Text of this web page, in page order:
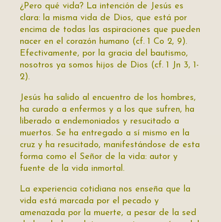
¿Pero qué vida? La intención de Jesús es
clara: la misma vida de Dios, que está por
encima de todas las aspiraciones que pueden
nacer en el corazón humano (cf. 1 Co 2, 9).
Efectivamente, por la gracia del bautismo,
nosotros ya somos hijos de Dios (cf. 1 Jn 3, 1-
2).
Jesús ha salido al encuentro de los hombres,
ha curado a enfermos y a los que sufren, ha
liberado a endemoniados y resucitado a
muertos. Se ha entregado a sí mismo en la
cruz y ha resucitado, manifestándose de esta
forma como el Señor de la vida: autor y
fuente de la vida inmortal.
La experiencia cotidiana nos enseña que la
vida está marcada por el pecado y
amenazada por la muerte, a pesar de la sed